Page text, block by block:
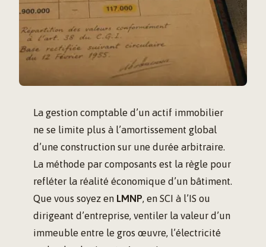
La gestion comptable d’un actif immobilier
ne se limite plus à l’amortissement global
d’une construction sur une durée arbitraire.
La méthode par composants est la règle pour
refléter la réalité économique d’un bâtiment.
Que vous soyez en LMNP, en SCI à l’IS ou
dirigeant d’entreprise, ventiler la valeur d’un
immeuble entre le gros œuvre, l’électricité